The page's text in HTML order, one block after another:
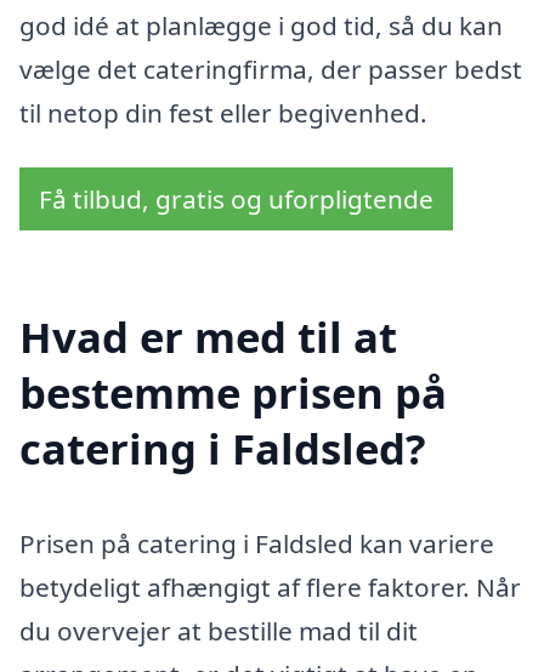
god idé at planlægge i god tid, så du kan
vælge det cateringfirma, der passer bedst
til netop din fest eller begivenhed.
Få tilbud, gratis og uforpligtende
Hvad er med til at
bestemme prisen på
catering i Faldsled?
Prisen på catering i Faldsled kan variere
betydeligt afhængigt af flere faktorer. Når
du overvejer at bestille mad til dit